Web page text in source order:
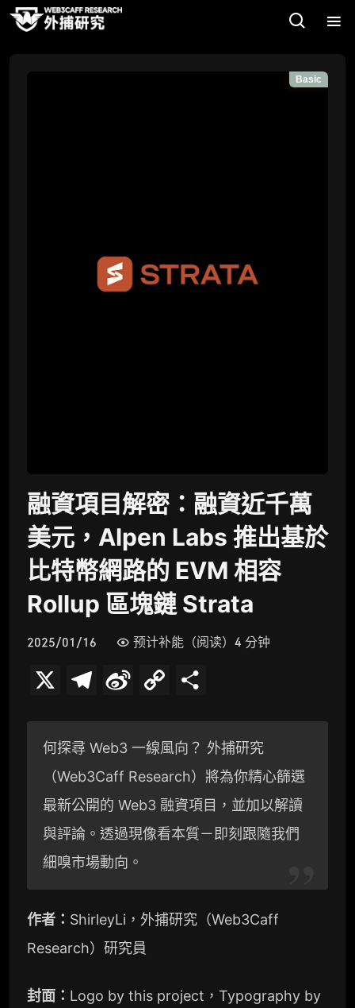
Basic
融資項目解密：融資近千萬
美元，Alpen Labs 推出基於
比特幣網路的 EVM 相容
Rollup 區塊鏈 Strata
2025/01/16 预计补能（阅读）4 分钟
l
e
g
r
a
m
a
W
e
i
b
o
p
y
L
i
k
何探尋 Web3 一線風向？ 外捕研究
（Web3Caff Research）將為你精心篩選
最新公開的 Web3 融資項目，並加以解讀
與評論。透過現像看本質－即刻跟隨我們
細嗅市場動向。
作者： ShirleyLi，外捕研究（Web3Caff
Research）研究員
封面： Logo by this project，Typography by